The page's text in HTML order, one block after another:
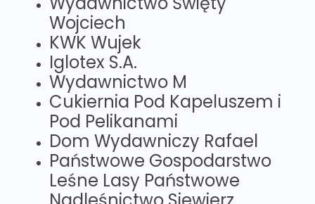
Wojciech
KWK Wujek
Iglotex S.A.
Wydawnictwo M
Cukiernia Pod Kapeluszem i
Pod Pelikanami
Dom Wydawniczy Rafael
Państwowe Gospodarstwo
Leśne Lasy Państwowe